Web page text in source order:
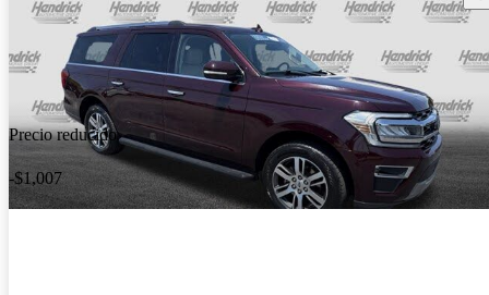
Precio reducido
-$1,007